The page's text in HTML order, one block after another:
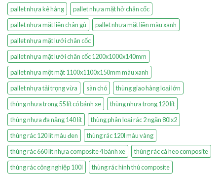
pallet nhựa kê hàng
pallet nhựa mặt hở chân cốc
pallet nhựa mặt liền chân gù
pallet nhựa mặt liền màu xanh
pallet nhựa mặt lưới chân cốc
pallet nhựa mặt lưới chân cốc 1200x1000x140mm
pallet nhựa một mặt 1100x1100x150mm màu xanh
pallet nhựa tải trọng vừa
sàn chó
thùng giao hàng loại lớn
thùng nhựa trong 55 lít có bánh xe
thùng nhựa trong 120 lít
thùng nhựa đa năng 140 lít
thùng phân loại rác 2 ngăn 80lx2
thùng rác 120 lít màu đen
thùng rác 120l màu vàng
thùng rác 660 lít nhựa composite 4 bánh xe
thùng rác cà heo composite
thùng rác công nghiệp 100l
thùng rác hình thú composite